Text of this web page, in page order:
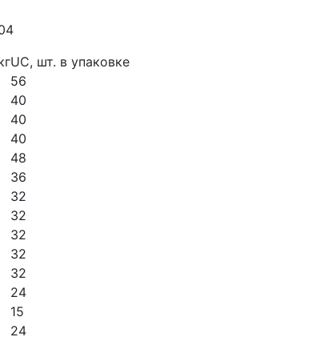
UC, шт. в упаковке
56
40
40
40
48
36
32
32
32
32
32
24
15
24